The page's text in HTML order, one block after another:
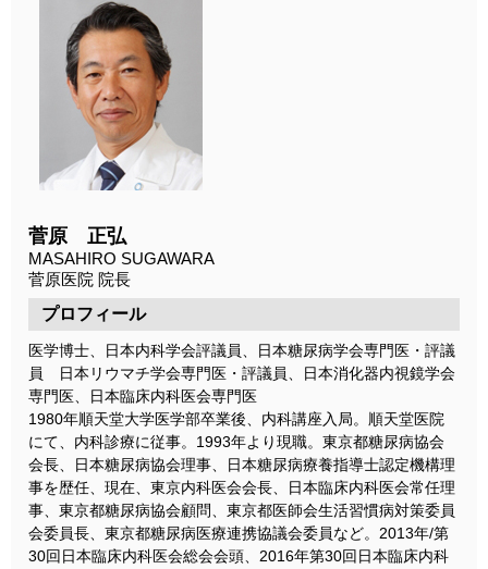
菅原 正弘
MASAHIRO SUGAWARA
菅原医院 院長
プロフィール
医学博士、日本内科学会評議員、日本糖尿病学会専門医・評議
員 日本リウマチ学会専門医・評議員、日本消化器内視鏡学会
専門医、日本臨床内科医会専門医
1980年順天堂大学医学部卒業後、内科講座入局。順天堂医院
にて、内科診療に従事。1993年より現職。東京都糖尿病協会
会長、日本糖尿病協会理事、日本糖尿病療養指導士認定機構理
事を歴任、現在、東京内科医会会長、日本臨床内科医会常任理
事、東京都糖尿病協会顧問、東京都医師会生活習慣病対策委員
会委員長、東京都糖尿病医療連携協議会委員など。2013年/第
30回日本臨床内科医会総会会頭、2016年第30回日本臨床内科